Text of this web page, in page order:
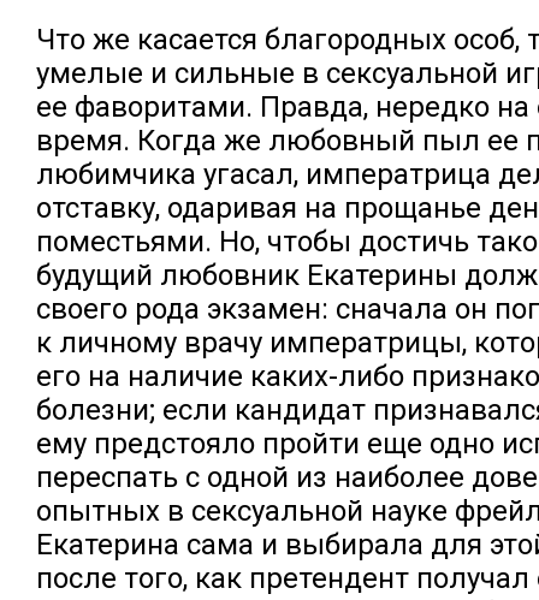
Что же касается благородных особ,
умелые и сильные в сексуальной
ее фаворитами. Правда, нередко на
время. Когда же любовный пыл ее
любимчика угасал, императрица
отставку, одаривая на прощанье
поместьями. Но, чтобы достичь
будущий любовник Екатерины
своего рода экзамен: сначала он
к личному врачу императрицы,
его на наличие каких-либо
болезни; если кандидат
ему предстояло пройти еще одно
переспать с одной из наиболее
опытных в сексуальной науке
Екатерина сама и выбирала для
после того, как претендент